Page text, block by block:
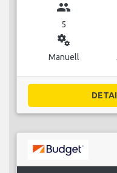
group
5
miscellaneous_services
Manuell